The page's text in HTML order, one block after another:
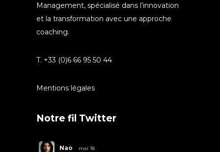
Management, spécialisé dans l’innovation
et la transformation avec une approche
coaching.
T. +33 (0)6 66 95 50 44
Mentions légales
Notre fil Twitter
Nao mai 18